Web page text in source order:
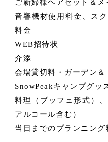
ご新婦様ヘアセット＆メ
音響機材使用料金、ス
料金
WEB招待状
介添
会場貸切料・ガーデン＆
SnowPeakキャンプグッ
料理（ブッフェ形式）
アルコール含む）
当日までのプランニング